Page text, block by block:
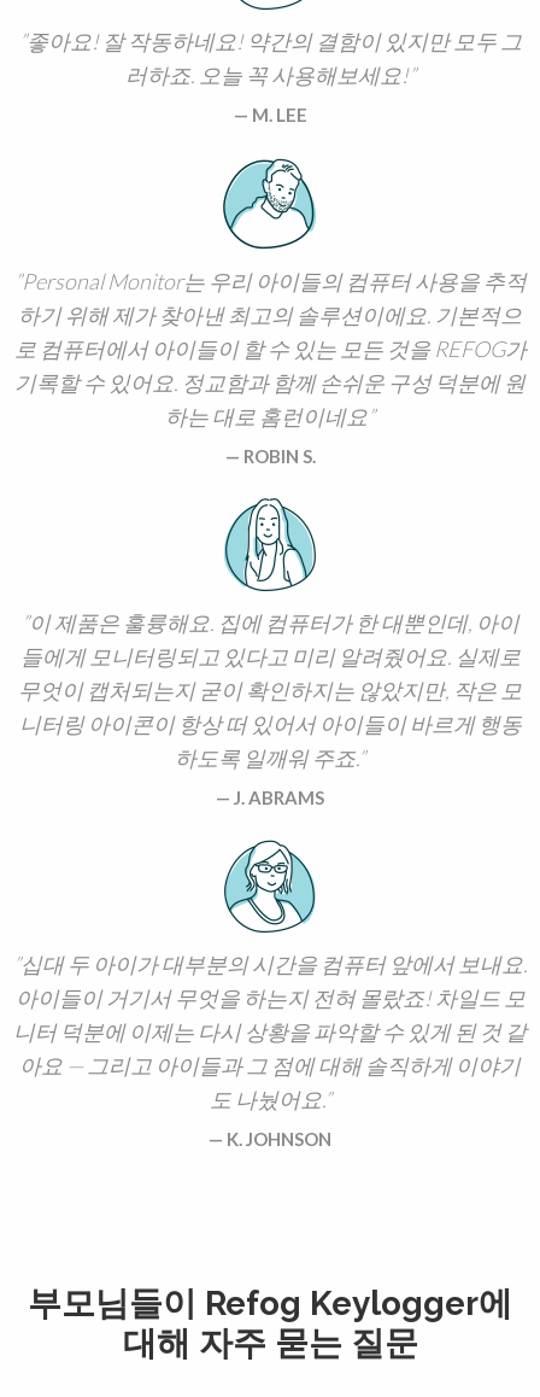
좋아요! 잘 작동하네요! 약간의 결함이 있지만 모두 그
러하죠. 오늘 꼭 사용해보세요!
M. LEE
Personal Monitor는 우리 아이들의 컴퓨터 사용을 추적
하기 위해 제가 찾아낸 최고의 솔루션이에요. 기본적으
로 컴퓨터에서 아이들이 할 수 있는 모든 것을 REFOG가
기록할 수 있어요. 정교함과 함께 손쉬운 구성 덕분에 원
하는 대로 홈런이네요
ROBIN S.
이 제품은 훌륭해요. 집에 컴퓨터가 한 대뿐인데, 아이
들에게 모니터링되고 있다고 미리 알려줬어요. 실제로
무엇이 캡처되는지 굳이 확인하지는 않았지만, 작은 모
니터링 아이콘이 항상 떠 있어서 아이들이 바르게 행동
하도록 일깨워 주죠.
J. ABRAMS
십대 두 아이가 대부분의 시간을 컴퓨터 앞에서 보내요.
아이들이 거기서 무엇을 하는지 전혀 몰랐죠! 차일드 모
니터 덕분에 이제는 다시 상황을 파악할 수 있게 된 것 같
아요 — 그리고 아이들과 그 점에 대해 솔직하게 이야기
도 나눴어요.
K. JOHNSON
부모님들이 Refog Keylogger에
대해 자주 묻는 질문